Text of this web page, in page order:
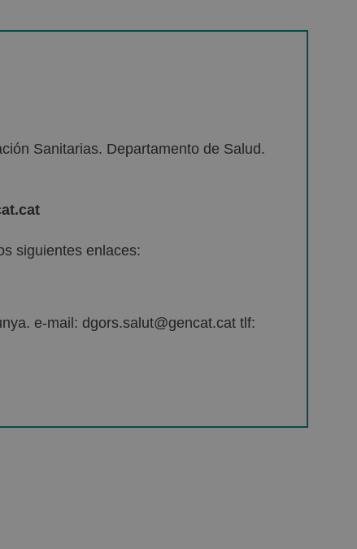
Sanitarias. Departamento de Salud.
siguientes enlaces:
e-mail: dgors.salut@gencat.cat tlf: